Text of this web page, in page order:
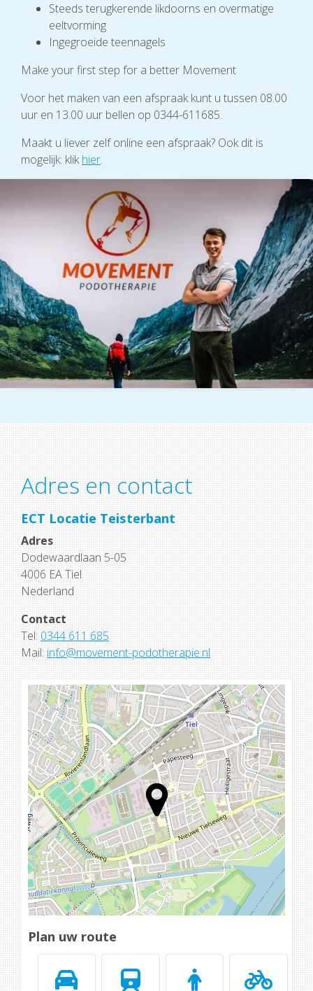
Steeds terugkerende likdoorns en overmatige
eeltvorming
Ingegroeide teennagels
Make your first step for a better Movement
Voor het maken van een afspraak kunt u tussen 08.00
uur en 13.00 uur bellen op 0344-611685.
Maakt u liever zelf online een afspraak? Ook dit is
mogelijk: klikhier.
Adres en contact
ECT Locatie Teisterbant
Adres
Dodewaardlaan 5-05
4006 EA Tiel
Nederland
Contact
Tel:0344 611 685
Mail:info@movement-podotherapie.nl
Loading...
Plan uw route